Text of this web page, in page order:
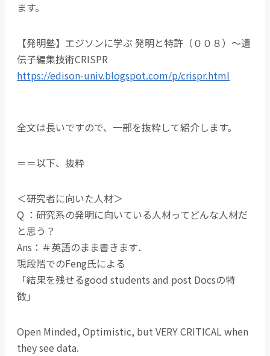
ます。
【発明塾】エジソンに学ぶ 発明と特許（００８）～遺
伝子編集技術CRISPR
https://edison-univ.blogspot.com/p/crispr.html
全文は長いですので、一部を抜粋して紹介します。
＝＝以下、抜粋
＜研究者に向いた人材＞
Q ：研究系の発明に向いている人材ってどんな人材だ
と思う？
Ans：＃英語のまま書きます．
現段階でのFeng氏による
「結果を残せるgood students and post Docsの特
徴」
Open Minded, Optimistic, but VERY CRITICAL when
they see data.